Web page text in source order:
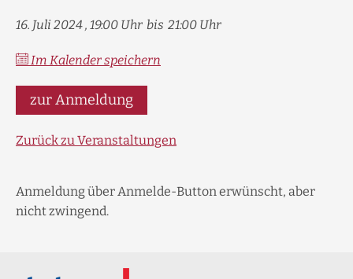
16. Juli 2024 19:00 bis 21:00
Im Kalender speichern
zur Anmeldung
Zurück zu Veranstaltungen
Anmeldung über Anmelde-Button erwünscht, aber
nicht zwingend.